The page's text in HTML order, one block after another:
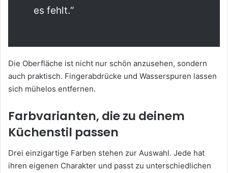
es fehlt.“
Die Oberfläche ist nicht nur schön anzusehen, sondern
auch praktisch. Fingerabdrücke und Wasserspuren lassen
sich mühelos entfernen.
Farbvarianten, die zu deinem
Küchenstil passen
Drei einzigartige Farben stehen zur Auswahl. Jede hat
ihren eigenen Charakter und passt zu unterschiedlichen